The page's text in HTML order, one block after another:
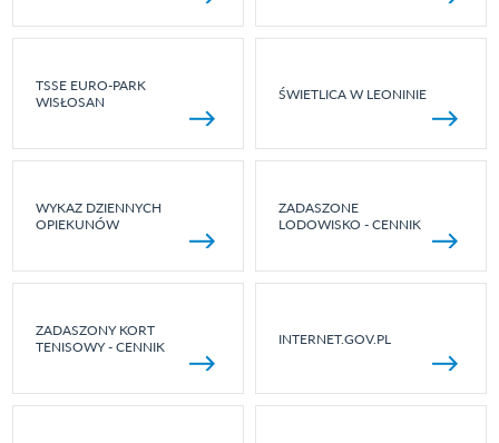
TSSE EURO-PARK
WISŁOSAN
ŚWIETLICA W LEONINIE
WYKAZ DZIENNYCH
OPIEKUNÓW
ZADASZONE
LODOWISKO - CENNIK
ZADASZONY KORT
TENISOWY - CENNIK
INTERNET.GOV.PL